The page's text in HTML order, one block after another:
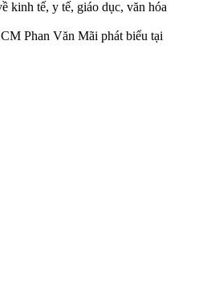
Phan Văn Mãi phát biểu tại